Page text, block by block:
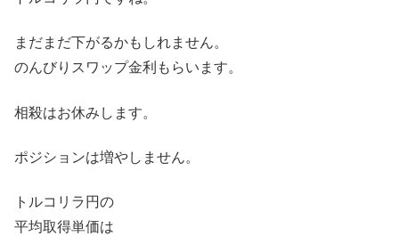
まだまだ下がるかもしれません。
のんびりスワップ金利もらいます。
相殺はお休みします。
ポジションは増やしません。
トルコリラ円の
平均取得単価は